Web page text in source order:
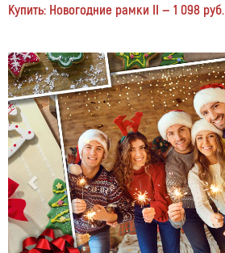
Купить: Новогодние рамки II — 1 098 руб.